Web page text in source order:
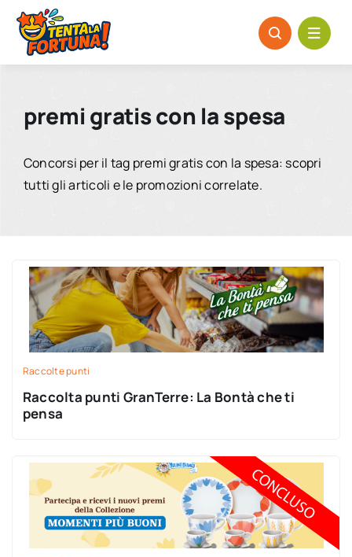
Salta
contenuto
premi gratis con la spesa
Concorsi per il tag premi gratis con la spesa: scopri
tutti gli articoli e le promozioni correlate.
Raccolte punti
Raccolta punti GranTerre: La Bontà che ti
pensa